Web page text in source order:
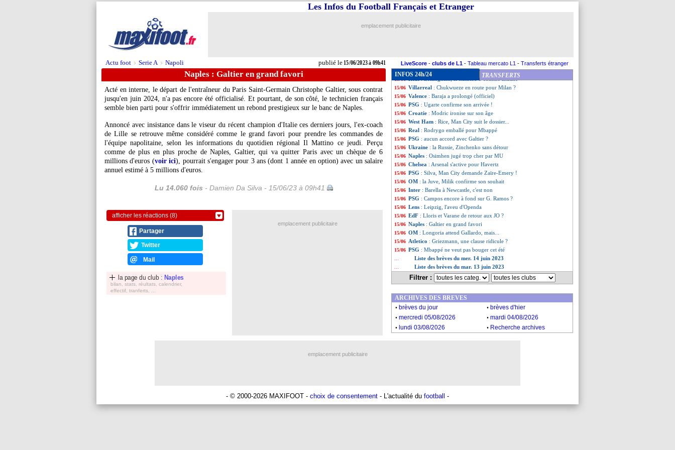
Actu foot > Serie A > Napoli publié le15/06/2023 à 09h41
Les Infos du Football Français et Etranger
emplacement publicitaire
LiveScore - clubs de L1 - Tableau mercato L1 - Transferts étranger
Naples : Galtier en grand favori
Acté en interne, le départ de l'entraîneur du Paris Saint-Germain Christophe Galtier, sous contrat
jusqu'en juin 2024, n'a pas encore été officialisé. Et pourtant, de son côté, le technicien français
semble bien parti pour s'offrir immédiatement un rebond prestigieux sur le banc de Naples.
Annoncé avec insistance dans le viseur du récent champion d'Italie ces derniers jours, l'ex-coach
de Lille se retrouve même considéré comme le grand favori pour prendre les commandes de
l'équipe napolitaine, selon les informations du quotidien régional Il Mattino ce jeudi. Perçu
comme de plus en plus proche de Naples, Galtier, qui va quitter Paris avec un chèque de 6
millions d'euros (voir ici), pourrait s'engager pour 3 ans (dont 1 année en option) avec un salaire
annuel estimé à 5 millions d'euros.
Lu 14.060 fois - Damien Da Silva - 15/06/23 à 09h41
afficher les réactions (8)
Partager
Twitter
Mail
la page du club : Naples
bilan, stats, réultats, calendrier,
effectif, tranferts, ...
INFOS 24h/24 TRANSFERTS
15/06 Annecy: le soutien d'Aimé Jacquet
15/06 Bruges: Lang réclame son départ
15/06 PSG
15/06 Nantes: Aristouy a prolongé (officiel)
15/06 Man City: Walker sur le départ ?
: Bellingham, le numéro 5 comme Zidane
15/06 Villarreal : Chukwueze en route pour Milan ?
15/06 Valence : Baraja a prolongé (officiel)
15/06 PSG : Ugarte confirme son arrivée !
15/06 Croatie : Modric ironise sur son âge
15/06 West Ham : Rice, Man City suit le dossier...
15/06 Real : Rodrygo emballé pour Mbappé
15/06 PSG : aucun accord avec Galtier ?
15/06 Ukraine : la Russie, Zinchenko sans détour
15/06 Naples : Osimhen jugé trop cher par MU
15/06 Chelsea : Arsenal s'active pour Havertz
15/06 PSG : Silva, Man City demande Zaïre-Emery !
15/06 OM : la Juve, Milik confirme son souhait
15/06 Inter : Barella à Newcastle, c'est non
15/06 PSG : Campos encore à fond sur G. Ramos ?
15/06 Lens : Leipzig, l'aveu d'Openda
15/06 EdF : Lloris et Varane de retour aux JO ?
15/06 Naples : Galtier en grand favori
15/06 OM : Longoria attend Gallardo, mais...
15/06 Atletico : Griezmann, une clause ridicule ?
15/06 PSG : Mbappé ne veut pas bouger cet été
Liste des brèves du mer. 14 juin 2023
Liste des brèves du mar. 13 juin 2023
Filtrer :
emplacement publicitaire
ARCHIVES DES BREVES
. brèves du jour . brèves d'hier
. mercredi 05/08/2026 . mardi 04/08/2026
. lundi 03/08/2026 . Recherche archives
emplacement publicitaire
- © 2000-2026 MAXIFOOT - choix de consentement - L'actualité du football -